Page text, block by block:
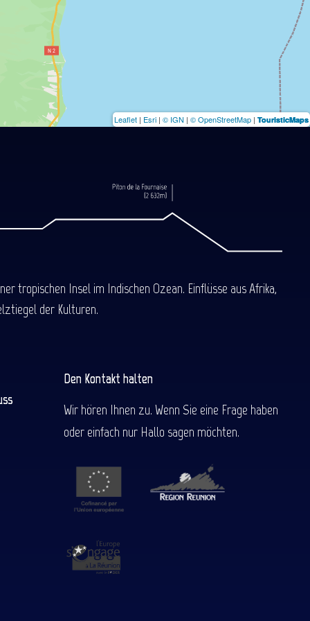
Leaflet | Esri | © IGN | © OpenStreetMap | TouristicMaps
tropischen Insel im Indischen Ozean. Einflüsse aus Afrika,
der Kulturen.
Den Kontakt halten
Wir hören Ihnen zu. Wenn Sie eine Frage haben
oder einfach nur Hallo sagen möchten.